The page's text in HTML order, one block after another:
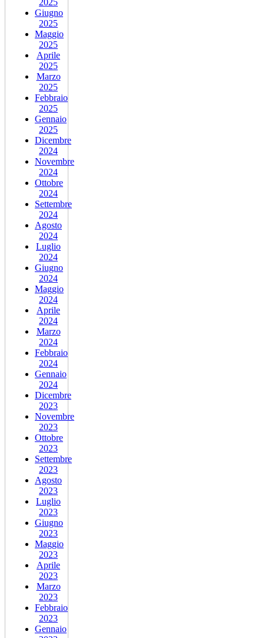
Giugno
2025
Maggio
2025
Aprile
2025
Marzo
2025
Febbraio
2025
Gennaio
2025
Dicembre
2024
Novembre
2024
Ottobre
2024
Settembre
2024
Agosto
2024
Luglio
2024
Giugno
2024
Maggio
2024
Aprile
2024
Marzo
2024
Febbraio
2024
Gennaio
2024
Dicembre
2023
Novembre
2023
Ottobre
2023
Settembre
2023
Agosto
2023
Luglio
2023
Giugno
2023
Maggio
2023
Aprile
2023
Marzo
2023
Febbraio
2023
Gennaio